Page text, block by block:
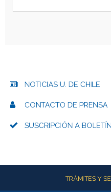
NOTICIAS U. DE CHILE
CONTACTO DE PRENSA
SUSCRIPCIÓN A BOLETÍN
Más informaciónTRÁMITES Y